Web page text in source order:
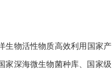
生物活性物质高效利用国家产
家深海微生物菌种库、国家级